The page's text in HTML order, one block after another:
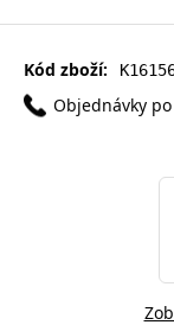
Kód zboží:
Objednávky